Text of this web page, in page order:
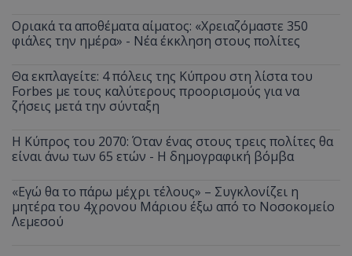
Οριακά τα αποθέματα αίματος: «Χρειαζόμαστε 350
φιάλες την ημέρα» - Νέα έκκληση στους πολίτες
Θα εκπλαγείτε: 4 πόλεις της Κύπρου στη λίστα του
Forbes με τους καλύτερους προορισμούς για να
ζήσεις μετά την σύνταξη
Η Κύπρος του 2070: Όταν ένας στους τρεις πολίτες θα
είναι άνω των 65 ετών - Η δημογραφική βόμβα
«Εγώ θα το πάρω μέχρι τέλους» – Συγκλονίζει η
μητέρα του 4χρονου Μάριου έξω από το Νοσοκομείο
Λεμεσού